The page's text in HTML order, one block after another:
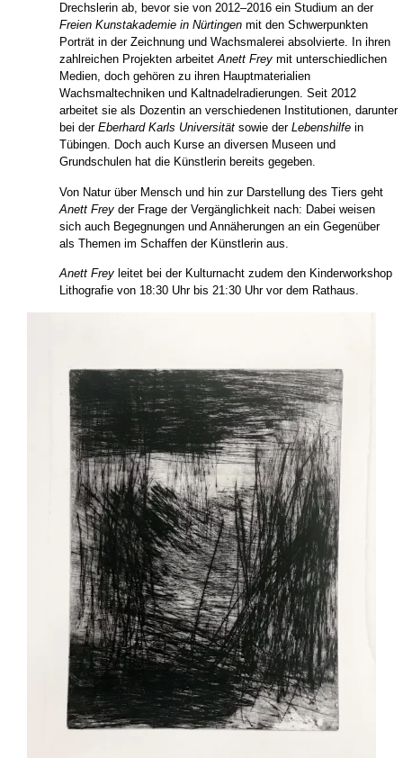
Drechslerin ab, bevor sie von 2012–2016 ein Studium an der
Freien Kunstakademie in Nürtingenmit den Schwerpunkten
Porträt in der Zeichnung und Wachsmalerei absolvierte. In ihren
zahlreichen Projekten arbeitetAnett Freymit unterschiedlichen
Medien, doch gehören zu ihren Hauptmaterialien
Wachsmaltechniken und Kaltnadelradierungen. Seit 2012
arbeitet sie als Dozentin an verschiedenen Institutionen, darunter
bei der Eberhard Karls Universitätsowie der Lebenshilfein
Tübingen. Doch auch Kurse an diversen Museen und
Grundschulen hat die Künstlerin bereits gegeben.
Von Natur über Mensch und hin zur Darstellung des Tiers geht
Anett Freyder Frage der Vergänglichkeit nach: Dabei weisen
sich auch Begegnungen und Annäherungen an ein Gegenüber
als Themen im Schaffen der Künstlerin aus.
Anett Freyleitet bei der Kulturnacht zudem den Kinderworkshop
Lithografie von 18:30 Uhr bis 21:30 Uhr vor dem Rathaus.